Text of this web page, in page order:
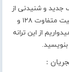
جدید و شنیدنی از
با دو کیفیت متفاوت ۱۲۸ و
از این ترانه
: